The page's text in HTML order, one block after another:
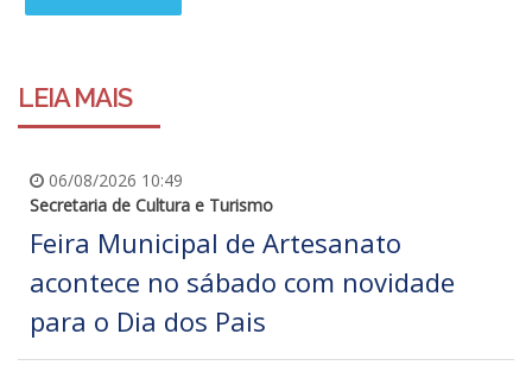
LEIA MAIS
06/08/2026 10:49
Secretaria de Cultura e Turismo
Feira Municipal de Artesanato
acontece no sábado com novidade
para o Dia dos Pais